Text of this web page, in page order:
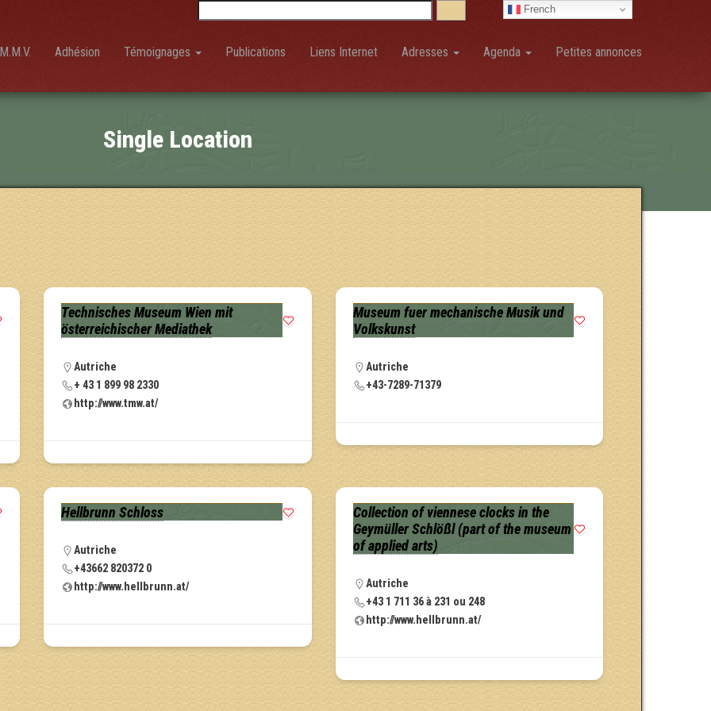
French
Adhésion Témoignages Publications Liens Internet Adresses Agenda Petites annonces
Single Location
Technisches Museum Wien mit
österreichischer Mediathek
Autriche
+ 43 1 899 98 2330
http://www.tmw.at/
Museum fuer mechanische Musik und
Volkskunst
Autriche
+43-7289-71379
Hellbrunn Schloss
Autriche
+43662 820372 0
http://www.hellbrunn.at/
Collection of viennese clocks in the
Geymüller Schlößl (part of the museum
of applied arts)
Autriche
+43 1 711 36 à 231 ou 248
http://www.hellbrunn.at/